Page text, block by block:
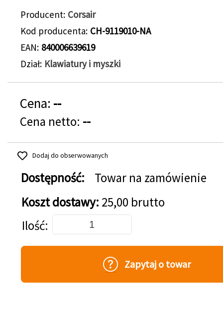
Producent Corsair
Kod producenta CH-9119010-NA
EAN 840006639619
Dział Klawiatury i myszki
Cena: --
Cena netto: --
Dodaj do obserwowanych
Dostępność:
Towar na zamówienie
Koszt dostawy: 25,00 brutto
Dodaj do koszyka
Ilość
Zapytaj o towar